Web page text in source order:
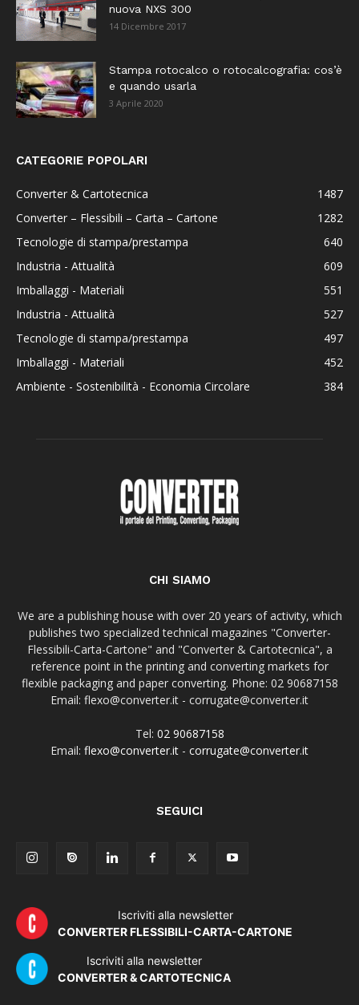
nuova NXS 300
14 Dicembre 2017
Stampa rotocalco o rotocalcografia: cos’è
e quando usarla
3 Aprile 2020
CATEGORIE POPOLARI
Converter & Cartotecnica
1487
Converter – Flessibili – Carta – Cartone
1282
Tecnologie di stampa/prestampa
640
Industria - Attualità
609
Imballaggi - Materiali
551
Industria - Attualità
527
Tecnologie di stampa/prestampa
497
Imballaggi - Materiali
452
Ambiente - Sostenibilità - Economia Circolare
384
CHI SIAMO
We are a publishing house with over 20 years of activity, which
publishes two specialized technical magazines "Converter-
Flessibili-Carta-Cartone" and "Converter & Cartotecnica", a
reference point in the printing and converting markets for
flexible packaging and paper converting. Phone: 02 90687158
Email: flexo@converter.it - corrugate@converter.it
Tel: 02 90687158
Email: flexo@converter.it - corrugate@converter.it
SEGUICI
Iscriviti alla newsletter
CONVERTER FLESSIBILI-CARTA-CARTONE
Iscriviti alla newsletter
CONVERTER & CARTOTECNICA